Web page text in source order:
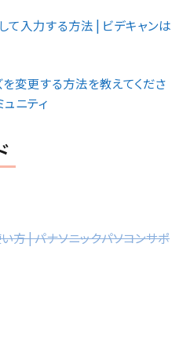
て入力する方法 | ビデキャンは
変更する方法を教えてくださ
ュニティ
方 | パナソニックパソコンサポ